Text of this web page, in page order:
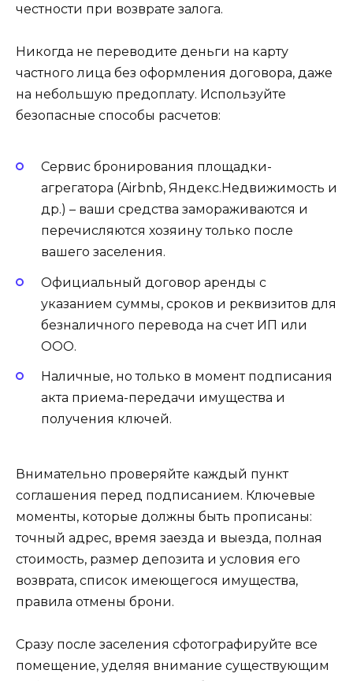
честности при возврате залога.
Никогда не переводите деньги на карту
частного лица без оформления договора, даже
на небольшую предоплату. Используйте
безопасные способы расчетов:
Сервис бронирования площадки-
агрегатора (Airbnb, Яндекс.Недвижимость и
др.) – ваши средства замораживаются и
перечисляются хозяину только после
вашего заселения.
Официальный договор аренды с
указанием суммы, сроков и реквизитов для
безналичного перевода на счет ИП или
ООО.
Наличные, но только в момент подписания
акта приема-передачи имущества и
получения ключей.
Внимательно проверяйте каждый пункт
соглашения перед подписанием. Ключевые
моменты, которые должны быть прописаны:
точный адрес, время заезда и выезда, полная
стоимость, размер депозита и условия его
возврата, список имеющегося имущества,
правила отмены брони.
Сразу после заселения сфотографируйте все
помещение, уделяя внимание существующим